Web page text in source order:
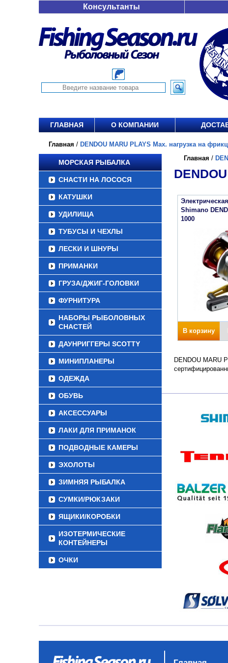
Консультанты
ГЛАВНАЯ О КОМПАНИИ
Главная / DENDOU MARU PLAYS Max. нагрузка на
МОРСКАЯ РЫБАЛКА
СНАСТИ НА ЛОСОСЯ
КАТУШКИ
УДИЛИЩА
ТУБУСЫ И ЧЕХЛЫ
ЛЕСКИ И ШНУРЫ
ПРИМАНКИ
ГРУЗА/ДЖИГ-ГОЛОВКИ
ФУРНИТУРА
НАБОРЫ РЫБОЛОВНЫХ
СНАСТЕЙ
ДАУНРИГГЕРЫ SCOTTY
МИНИПЛАНЕРЫ
ОДЕЖДА
ОБУВЬ
АКСЕССУАРЫ
ЛАКИ ДЛЯ ПРИМАНОК
ПОДВОДНЫЕ КАМЕРЫ
ЭХОЛОТЫ
ЗИМНЯЯ РЫБАЛКА
СУМКИ/РЮКЗАКИ
ЯЩИКИ/КОРОБКИ
ИЗОТЕРМИЧЕСКИЕ
КОНТЕЙНЕРЫ
ОЧКИ
Главная /
Shimano
1000
В корзину
DENDOU MARU